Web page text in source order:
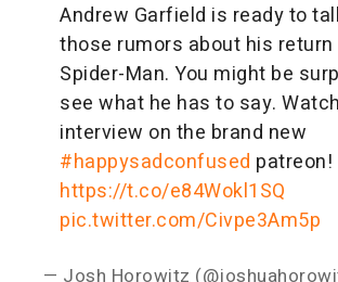
Andrew Garfield is ready to
those rumors about his return
Spider-Man. You might be
see what he has to say.
interview on the brand new
#happysadconfused patreon!
https://t.co/e84Wokl1SQ
pic.twitter.com/Civpe3Am5p
— Josh Horowitz